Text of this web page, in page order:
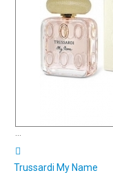
...
Trussardi My Name